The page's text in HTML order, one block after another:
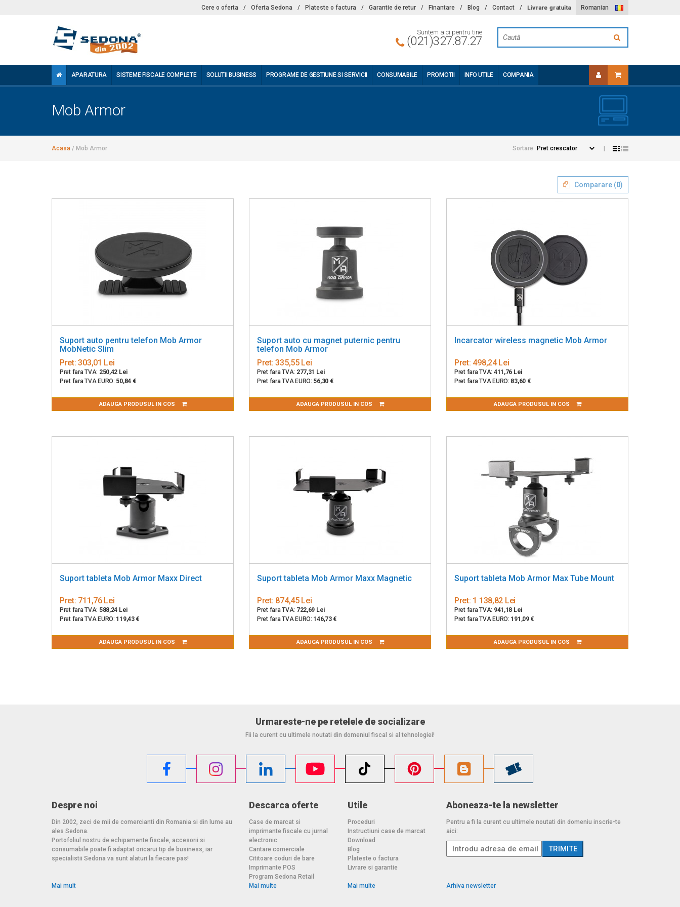
Romanian
Cere o oferta / Oferta Sedona / Plateste o factura / Garantie de retur / Finantare / Blog / Contact / Livrare gratuita
Suntem aici pentru tine
(021)327.87.27
APARATURA SISTEME FISCALE COMPLETE SOLUTII BUSINESS PROGRAME DE GESTIUNE SI SERVICII CONSUMABILE PROMOTII INFO UTILE COMPANIA
Mob Armor
Acasa / Mob Armor |
Sortare
Comparare (0)
Suport auto pentru telefon Mob Armor
MobNetic Slim
Pret: 303,01 Lei
Pret fara TVA: 250,42 Lei
Pret fara TVA EURO: 50,84 €
ADAUGA PRODUSUL IN COS
Suport auto cu magnet puternic pentru
telefon Mob Armor
Pret: 335,55 Lei
Pret fara TVA: 277,31 Lei
Pret fara TVA EURO: 56,30 €
ADAUGA PRODUSUL IN COS
Incarcator wireless magnetic Mob Armor
Pret: 498,24 Lei
Pret fara TVA: 411,76 Lei
Pret fara TVA EURO: 83,60 €
ADAUGA PRODUSUL IN COS
Suport tableta Mob Armor Maxx Direct
Pret: 711,76 Lei
Pret fara TVA: 588,24 Lei
Pret fara TVA EURO: 119,43 €
ADAUGA PRODUSUL IN COS
Suport tableta Mob Armor Maxx Magnetic
Pret: 874,45 Lei
Pret fara TVA: 722,69 Lei
Pret fara TVA EURO: 146,73 €
ADAUGA PRODUSUL IN COS
Suport tableta Mob Armor Max Tube Mount
Pret: 1 138,82 Lei
Pret fara TVA: 941,18 Lei
Pret fara TVA EURO: 191,09 €
ADAUGA PRODUSUL IN COS
Urmareste-ne pe retelele de socializare
Fii la curent cu ultimele noutati din domeniul fiscal si al tehnologiei!
Despre noi
Din 2002, zeci de mii de comercianti din Romania si din lume au
ales Sedona.
Portofoliul nostru de echipamente fiscale, accesorii si
consumabile poate fi adaptat oricarui tip de business, iar
specialistii Sedona va sunt alaturi la fiecare pas!
Mai mult
Descarca oferte
Case de marcat si
imprimante fiscale cu jurnal
electronic
Cantare comerciale
Cititoare coduri de bare
Imprimante POS
Program Sedona Retail
Mai multe
Utile
Proceduri
Instructiuni case de marcat
Download
Blog
Plateste o factura
Livrare si garantie
Mai multe
Aboneaza-te la newsletter
Pentru a fi la curent cu ultimele noutati din domeniu inscrie-te
aici:
Arhiva newsletter